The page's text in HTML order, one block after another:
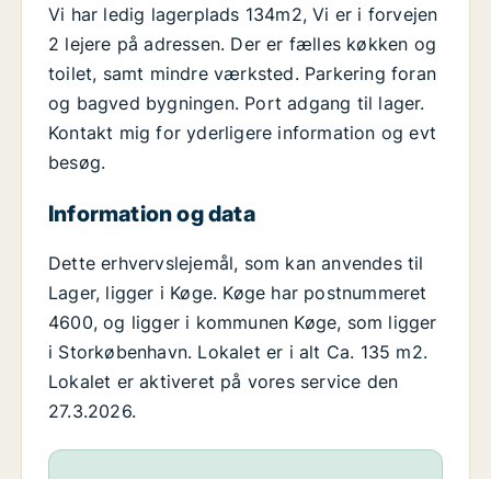
Vi har ledig lagerplads 134m2, Vi er i forvejen
2 lejere på adressen. Der er fælles køkken og
toilet, samt mindre værksted. Parkering foran
og bagved bygningen. Port adgang til lager.
Kontakt mig for yderligere information og evt
besøg.
Information og data
Dette erhvervslejemål, som kan anvendes til
Lager, ligger i Køge. Køge har postnummeret
4600, og ligger i kommunen Køge, som ligger
i Storkøbenhavn. Lokalet er i alt Ca. 135 m2.
Lokalet er aktiveret på vores service den
27.3.2026.